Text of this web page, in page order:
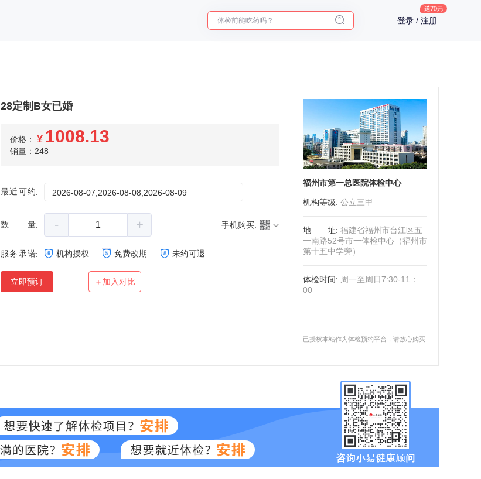
体检前能吃药吗？ 登录 / 注册
28定制B女已婚
价格： ¥ 1008.13
销量：248
最近可约: 2026-08-07,2026-08-08,2026-08-09
数量: - + 手机购买:
服务承诺: 机构授权 免费改期 未约可退
立即预订 ＋加入对比
福州市第一总医院体检中心
机构等级: 公立三甲
地址: 福建省福州市台江区五
一南路52号市一体检中心（福州市
第十五中学旁）
体检时间: 周一至周日7:30-11：
00
已授权本站作为体检预约平台，请放心购买